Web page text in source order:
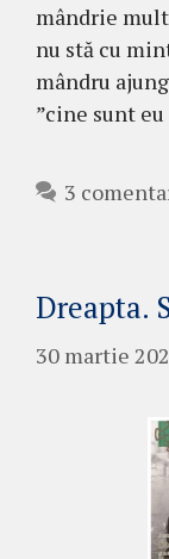
mândrie
nu stă cu
mândru
”cine sunt
3
Dreapta.
30 martie